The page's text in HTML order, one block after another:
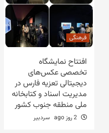
فرهنگی
افتتاح نمایشگاه
تخصصی عکس‌های
دیجیتالی تعزیه فارس در
مدیریت اسناد و کتابخانه
ملی منطقه جنوب کشور
سردبیر